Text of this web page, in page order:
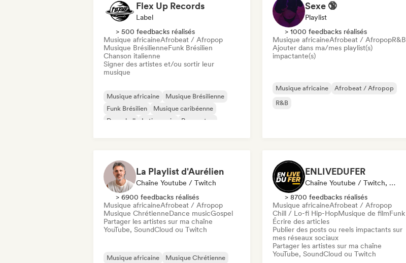
Flex Up Records
Label
> 500 feedbacks réalisés
Musique africaineAfrobeat / Afropop
Musique BrésilienneFunk Brésilien
Chanson italienne
Signer des artistes et/ou sortir leur
musique
Musique africaine
Musique Brésilienne
Funk Brésilien
Musique caribéenne
Dancehall
Latin music
Reggaeton
Sexe 🔞
Playlist
> 1000 feedbacks réalisés
Musique africaineAfrobeat / AfropopR&B
Ajouter dans ma/mes playlist(s)
impactante(s)
Musique africaine
Afrobeat / Afropop
R&B
La Playlist d'Aurélien
Chaîne Youtube / Twitch
> 6900 feedbacks réalisés
Musique africaineAfrobeat / Afropop
Musique ChrétienneDance musicGospel
Partager les artistes sur ma chaîne
YouTube, SoundCloud ou Twitch
Musique africaine
Musique Chrétienne
ENLIVEDUFER
Chaîne Youtube / Twitch, Média / Journaliste, Influenceur·euse Sur Les Réseaux Sociaux
> 8700 feedbacks réalisés
Musique africaineAfrobeat / Afropop
Chill / Lo-fi Hip-HopMusique de filmFunk
Écrire des articles
Publier des posts ou reels impactants sur
mes réseaux sociaux
Partager les artistes sur ma chaîne
YouTube, SoundCloud ou Twitch